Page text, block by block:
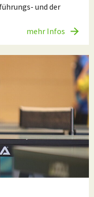
und der
mehr Infos